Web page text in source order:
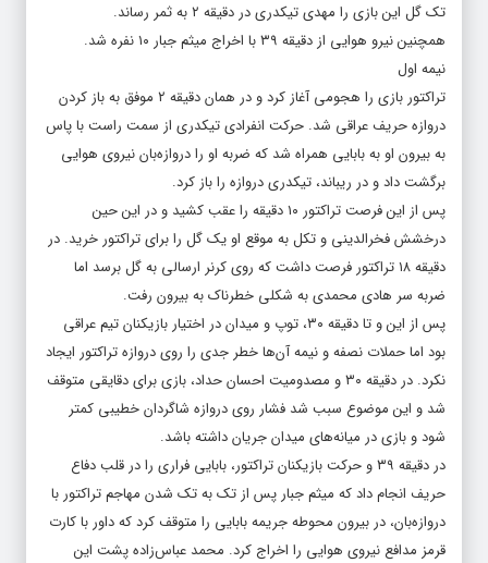
تک گل این بازی را مهدی تیکدری در دقیقه ۲ به ثمر رساند.
همچنین نیرو هوایی از دقیقه ۳۹ با اخراج میثم جبار ۱۰ نفره شد.
نیمه اول
تراکتور بازی را هجومی آغاز کرد و در همان دقیقه ۲ موفق به باز کردن
دروازه حریف عراقی شد. حرکت انفرادی تیکدری از سمت راست با پاس
به بیرون او به بابایی همراه شد که ضربه او را دروازه‌بان نیروی هوایی
برگشت داد و در ریباند، تیکدری دروازه را باز کرد.
پس از این فرصت تراکتور ۱۰ دقیقه را عقب کشید و در این حین
درخشش فخرالدینی و تکل به موقع او یک گل را برای تراکتور خرید. در
دقیقه ۱۸ تراکتور فرصت داشت که روی کرنر ارسالی به گل برسد اما
ضربه سر هادی محمدی به شکلی خطرناک به بیرون رفت.
پس از این و تا دقیقه ۳۰، توپ و میدان در اختیار بازیکنان تیم عراقی
بود اما حملات نصفه و نیمه آن‌ها خطر جدی را روی دروازه تراکتور ایجاد
نکرد. در دقیقه ۳۰ و مصدومیت احسان حداد، بازی برای دقایقی متوقف
شد و این موضوع سبب شد فشار روی دروازه شاگردان خطیبی کمتر
شود و بازی در میانه‌های میدان جریان داشته باشد.
در دقیقه ۳۹ و حرکت بازیکنان تراکتور، بابایی فراری را در قلب دفاع
حریف انجام داد که میثم جبار پس از تک به تک شدن مهاجم تراکتور با
دروازه‌بان، در بیرون محوطه جریمه بابایی را متوقف کرد که داور با کارت
قرمز مدافع نیروی هوایی را اخراج کرد. محمد عباس‌زاده پشت این